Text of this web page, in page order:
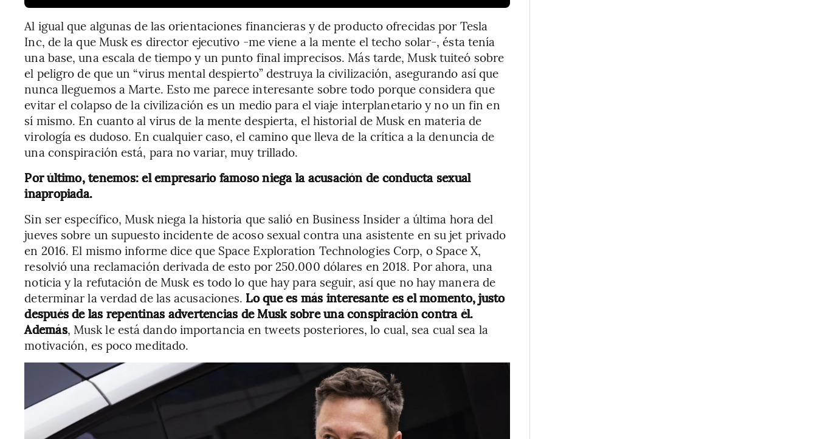
Al igual que algunas de las orientaciones financieras y de producto ofrecidas por Tesla
Inc, de la que Musk es director ejecutivo -me viene a la mente el techo solar-, ésta tenía
una base, una escala de tiempo y un punto final imprecisos. Más tarde, Musk tuiteó sobre
el peligro de que un “virus mental despierto” destruya la civilización, asegurando así que
nunca lleguemos a Marte. Esto me parece interesante sobre todo porque considera que
evitar el colapso de la civilización es un medio para el viaje interplanetario y no un fin en
sí mismo. En cuanto al virus de la mente despierta, el historial de Musk en materia de
virología es dudoso. En cualquier caso, el camino que lleva de la crítica a la denuncia de
una conspiración está, para no variar, muy trillado.
Por último, tenemos: el empresario famoso niega la acusación de conducta sexual
inapropiada.
Sin ser específico, Musk niega la historia que salió en Business Insider a última hora del
jueves sobre un supuesto incidente de acoso sexual contra una asistente en su jet privado
en 2016. El mismo informe dice que Space Exploration Technologies Corp, o Space X,
resolvió una reclamación derivada de esto por 250.000 dólares en 2018. Por ahora, una
noticia y la refutación de Musk es todo lo que hay para seguir, así que no hay manera de
determinar la verdad de las acusaciones. Lo que es más interesante es el momento, justo
después de las repentinas advertencias de Musk sobre una conspiración contra él.
Además, Musk le está dando importancia en tweets posteriores, lo cual, sea cual sea la
motivación, es poco meditado.